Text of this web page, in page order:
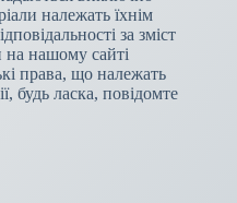
належать їхнім
за зміст
нашому сайті
права, що належать
будь ласка, повідомте